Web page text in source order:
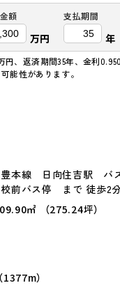
額
万円
支払期間
年
、返済期間35年、金利
能性があります。
豊本線 日向住吉駅 バ
前バス停 まで 徒歩2
㎡ （275.24坪）
）